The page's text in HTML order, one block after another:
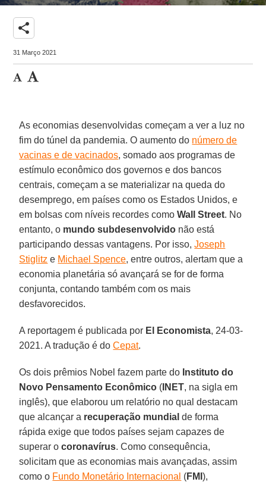
share
31 Março 2021
As economias desenvolvidas começam a ver a luz no
fim do túnel da pandemia. O aumento do número de
vacinas e de vacinados, somado aos programas de
estímulo econômico dos governos e dos bancos
centrais, começam a se materializar na queda do
desemprego, em países como os Estados Unidos, e
em bolsas com níveis recordes comoWall Street. No
entanto, o mundo subdesenvolvido não está
participando dessas vantagens. Por isso,Joseph
Stiglitz e Michael Spence, entre outros, alertam que a
economia planetária só avançará se for de forma
conjunta, contando também com os mais
desfavorecidos.
A reportagem é publicada por El Economista, 24-03-
2021. A tradução é doCepat.
Os dois prêmios Nobel fazem parte do Instituto do
Novo Pensamento Econômico ( INET, na sigla em
inglês), que elaborou um relatório no qual destacam
que alcançar a recuperação mundial de forma
rápida exige que todos países sejam capazes de
superar ocoronavírus. Como consequência,
solicitam que as economias mais avançadas, assim
como o Fundo Monetário Internacional (FMI),